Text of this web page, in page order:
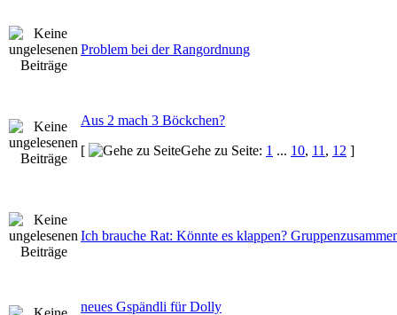
Problem bei der Rangordnung
Aus 2 mach 3 Böckchen?
[
Gehe zu Seite: 1 ... 10, 11 , 12 ]
Ich brauche Rat: Könnte es klappen?
neues Gspändli für Dolly